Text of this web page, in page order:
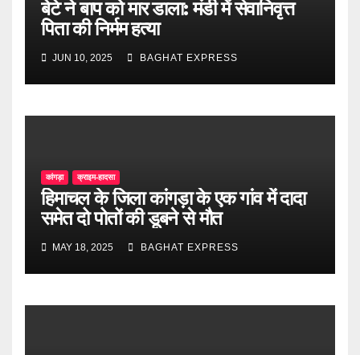
बेटे ने बाप को मार डाला: मंडी में सेवानिवृत्त
पिता की निर्मम हत्या
JUN 10, 2025 BAGHAT EXPRESS
कांगड़ा क्राइम-हादसा
हिमाचल के जिला कांगड़ा के एक गांव में दादा
समेत दो पोतों की डूबने से मौत
MAY 18, 2025 BAGHAT EXPRESS